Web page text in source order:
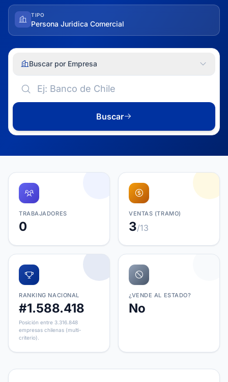
TIPO
Persona Juridica Comercial
Buscar por Empresa
Buscar
TRABAJADORES
0
VENTAS (TRAMO)
3/13
RANKING NACIONAL
#1.588.418
Posición entre 3.316.848
empresas chilenas (multi-
criterio).
¿VENDE AL ESTADO?
No